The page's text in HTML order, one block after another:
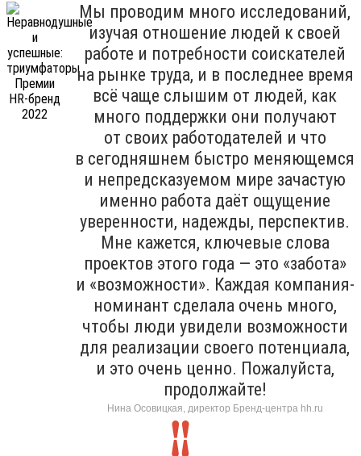
Мы проводим много исследований,
изучая отношение людей к своей
работе и потребности соискателей
на рынке труда, и в последнее время
всё чаще слышим от людей, как
много поддержки они получают
от своих работодателей и что
в сегодняшнем быстро меняющемся
и непредсказуемом мире зачастую
именно работа даёт ощущение
уверенности, надежды, перспектив.
Мне кажется, ключевые слова
проектов этого года — это «забота»
и «возможности». Каждая компания-
номинант сделала очень много,
чтобы люди увидели возможности
для реализации своего потенциала,
и это очень ценно. Пожалуйста,
продолжайте!
Нина Осовицкая, директор Бренд-центра hh.ru